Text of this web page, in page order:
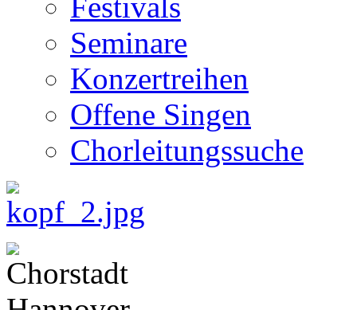
Seminare
Konzertreihen
Offene Singen
Chorleitungssuche